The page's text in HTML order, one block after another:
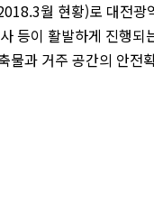
월 현황)로 대전
등이 활발하게 진행되
과 거주 공간의 안전